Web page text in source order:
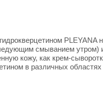
смыванием утром)
кожу, как крем-
в различных